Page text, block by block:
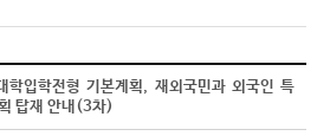
학입학전형 기본계획, 재외국민과 외국인 특
탑재 안내(3차)